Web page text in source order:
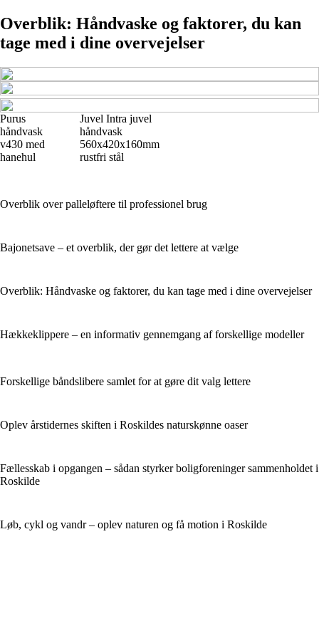
Overblik: Håndvaske og faktorer, du kan
tage med i dine overvejelser
Purus
håndvask
v430 med
hanehul
Juvel Intra juvel
håndvask
560x420x160mm
rustfri stål
Overblik over palleløftere til professionel brug
Bajonetsave – et overblik, der gør det lettere at vælge
Overblik: Håndvaske og faktorer, du kan tage med i dine overvejelser
Hækkeklippere – en informativ gennemgang af forskellige modeller
Forskellige båndslibere samlet for at gøre dit valg lettere
Oplev årstidernes skiften i Roskildes naturskønne oaser
Fællesskab i opgangen – sådan styrker boligforeninger sammenholdet i
Roskilde
Løb, cykl og vandr – oplev naturen og få motion i Roskilde